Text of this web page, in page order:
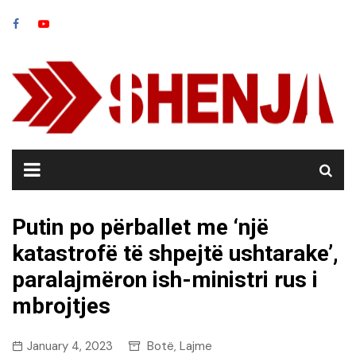
Putin po përballet me ‘një
katastrofë të shpejtë ushtarake’,
paralajmëron ish-ministri rus i
mbrojtjes
January 4, 2023 Botë, Lajme